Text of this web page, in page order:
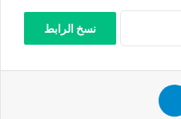
نسخ الرابط